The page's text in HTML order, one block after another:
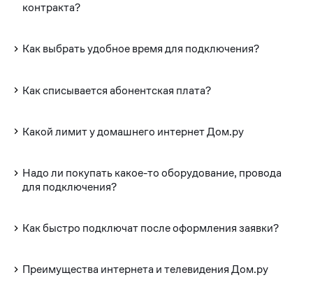
контракта?
Как выбрать удобное время для подключения?
Как списывается абонентская плата?
Какой лимит у домашнего интернет Дом.ру
Надо ли покупать какое-то оборудование, провода
для подключения?
Как быстро подключат после оформления заявки?
Преимущества интернета и телевидения Дом.ру